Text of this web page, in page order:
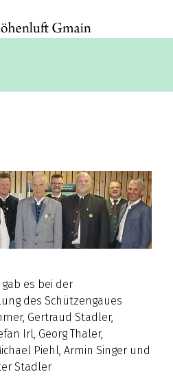
es bei der
des Schützengaues
Gertraud Stadler,
Irl, Georg Thaler,
Piehl, Armin Singer und
Stadler